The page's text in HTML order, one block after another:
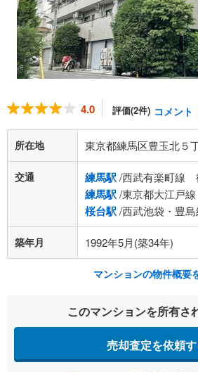
4.0 評価(2件) コメント
所在地 東京都練馬区豊玉北５
交通 練馬駅/西武有楽町線
練馬駅/東京都大江戸
桜台駅/西武池袋・豊
築年月 1992年5月(築34年)
マンションの物件概要
このマンションを所有さ
売却査定を依頼